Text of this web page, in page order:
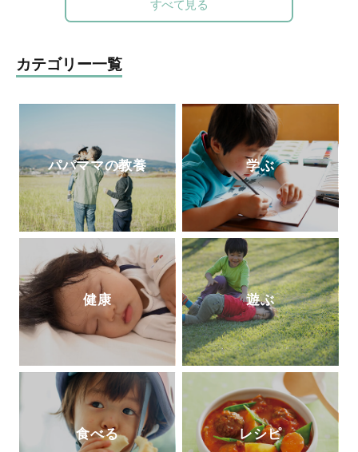
ブログ 「SMART STORAGE!」
人の女の子の母でもある。”
すべて見る
カテゴリー一覧
パパママの教養 学ぶ
健康 遊ぶ
食べる レシピ